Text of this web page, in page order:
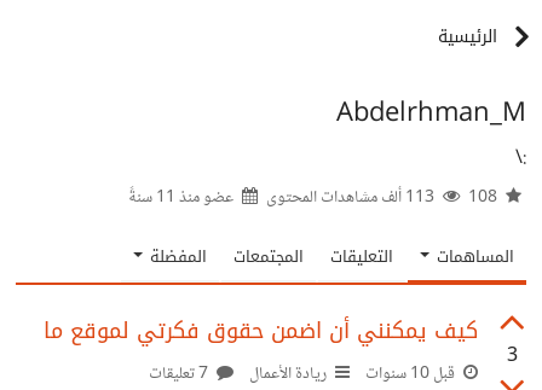
الرئيسية
Abdelrhman_M
:\
عضو منذ 11 سنةً
المساهمات التعليقات المجتمعات المفضلة
3
كيف يمكنني أن اضمن حقوق فكرتي لموقع ما
قبل 10 سنوات ريادة الأعمال